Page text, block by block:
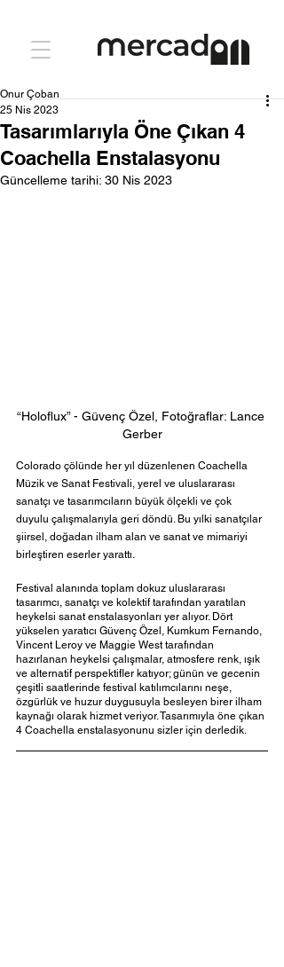
Tasarımlarıyla Öne Çıkan 4
Coachella Enstalasyonu
Onur Çoban
25 Nis 2023
Güncelleme tarihi: 30 Nis 2023
“Holoflux” - Güvenç Özel, Fotoğraflar: Lance
Gerber
Colorado çölünde her yıl düzenlenen Coachella
Müzik ve Sanat Festivali, yerel ve uluslararası
sanatçı ve tasarımcıların büyük ölçekli ve çok
duyulu çalışmalarıyla geri döndü. Bu yılki sanatçılar
şiirsel, doğadan ilham alan ve sanat ve mimariyi
birleştiren eserler yarattı.
Festival alanında toplam dokuz uluslararası
tasarımcı, sanatçı ve kolektif tarafından yaratılan
heykelsi sanat enstalasyonları yer alıyor. Dört
yükselen yaratıcı Güvenç Özel, Kumkum Fernando,
Vincent Leroy ve Maggie West tarafından
hazırlanan heykelsi çalışmalar, atmosfere renk, ışık
ve alternatif perspektifler katıyor; günün ve gecenin
çeşitli saatlerinde festival katılımcılarını neşe,
özgürlük ve huzur duygusuyla besleyen birer ilham
kaynağı olarak hizmet veriyor. Tasarımıyla öne çıkan
4 Coachella enstalasyonunu sizler için derledik.